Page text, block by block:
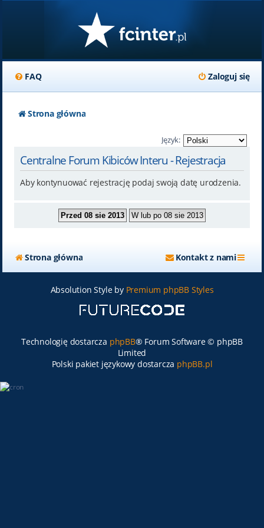
FAQ Zaloguj się
Strona główna
Język:
Centralne Forum Kibiców Interu - Rejestracja
Aby kontynuować rejestrację podaj swoją datę urodzenia.
Strona główna Kontakt z nami
Absolution Style by Premium phpBB Styles
Technologię dostarcza phpBB® Forum Software © phpBB
Limited
Polski pakiet językowy dostarcza phpBB.pl